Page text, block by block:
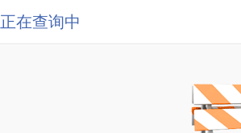
正在查询中